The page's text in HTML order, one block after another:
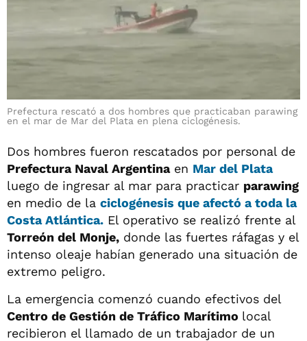
Prefectura rescató a dos hombres que practicaban parawing
en el mar de Mar del Plata en plena ciclogénesis.
Dos hombres fueron rescatados por personal de
Prefectura Naval Argentinaen Mar del Plata
luego de ingresar al mar para practicar parawing
en medio de la ciclogénesis que afectó a toda la
Costa Atlántica. El operativo se realizó frente al
Torreón del Monje, donde las fuertes ráfagas y el
intenso oleaje habían generado una situación de
extremo peligro.
La emergencia comenzó cuando efectivos del
Centro de Gestión de Tráfico Marítimo local
recibieron el llamado de un trabajador de un